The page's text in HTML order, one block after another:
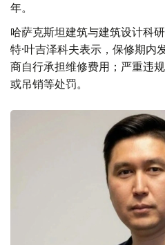
年。
哈萨克斯坦建筑与建筑设计科
特·叶吉泽科夫表示，保修期内
商自行承担维修费用；严重违
或吊销等处罚。